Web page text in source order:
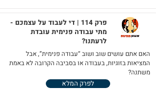
פרק 114 | די לעבוד על עצמכם -
מתי עבודה פנימית עובדת
לרעתנו?
האם אתם עושים שוב ושוב “עבודה פנימית”, אבל
המציאות בזוגיות, בעבודה או בסביבה הקרובה לא באמת
משתנה?
לפרק המלא